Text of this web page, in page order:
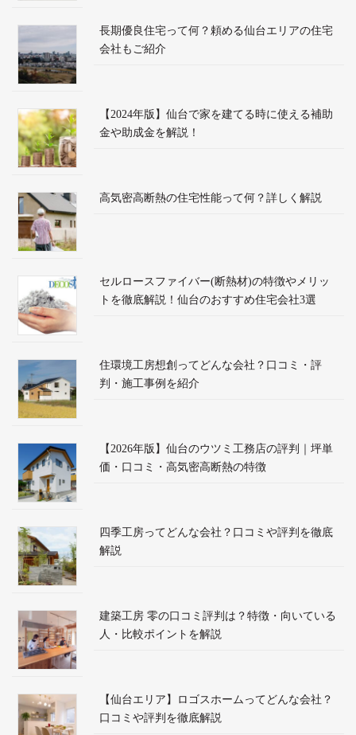
長期優良住宅って何？頼める仙台エリアの住宅
会社もご紹介
【2024年版】仙台で家を建てる時に使える補助
金や助成金を解説！
高気密高断熱の住宅性能って何？詳しく解説
セルロースファイバー(断熱材)の特徴やメリッ
トを徹底解説！仙台のおすすめ住宅会社3選
住環境工房想創ってどんな会社？口コミ・評
判・施工事例を紹介
【2026年版】仙台のウツミ工務店の評判｜坪単
価・口コミ・高気密高断熱の特徴
四季工房ってどんな会社？口コミや評判を徹底
解説
建築工房 零の口コミ評判は？特徴・向いている
人・比較ポイントを解説
【仙台エリア】ロゴスホームってどんな会社？
口コミや評判を徹底解説